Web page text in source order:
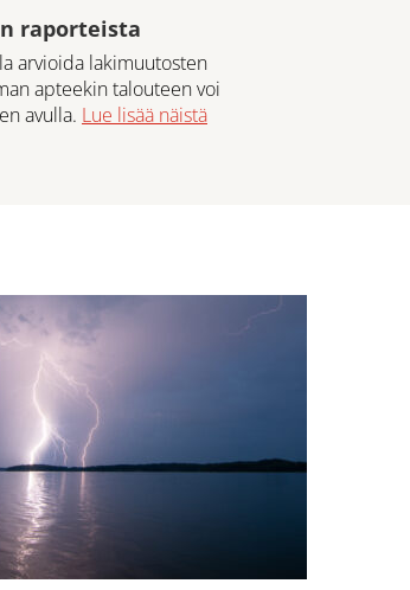
raporteista
arvioida lakimuutosten
apteekin talouteen voi
avulla. Lue lisää näistä